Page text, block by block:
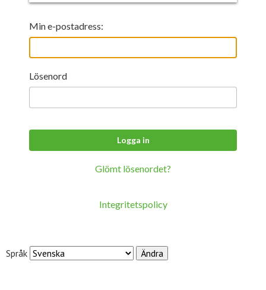
För studenter English
Min e-postadress:
Lösenord
Glömt lösenordet?
Integritetspolicy
Språk